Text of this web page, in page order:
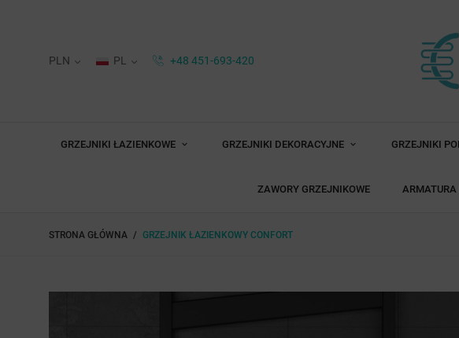
PLN PL +48 451-693-420
GRZEJNIKI ŁAZIENKOWE GRZEJNIKI DEKORACYJNE GRZEJNIKI
ZAWORY GRZEJNIKOWE
STRONA GŁÓWNA GRZEJNIK ŁAZIENKOWY CONFORT